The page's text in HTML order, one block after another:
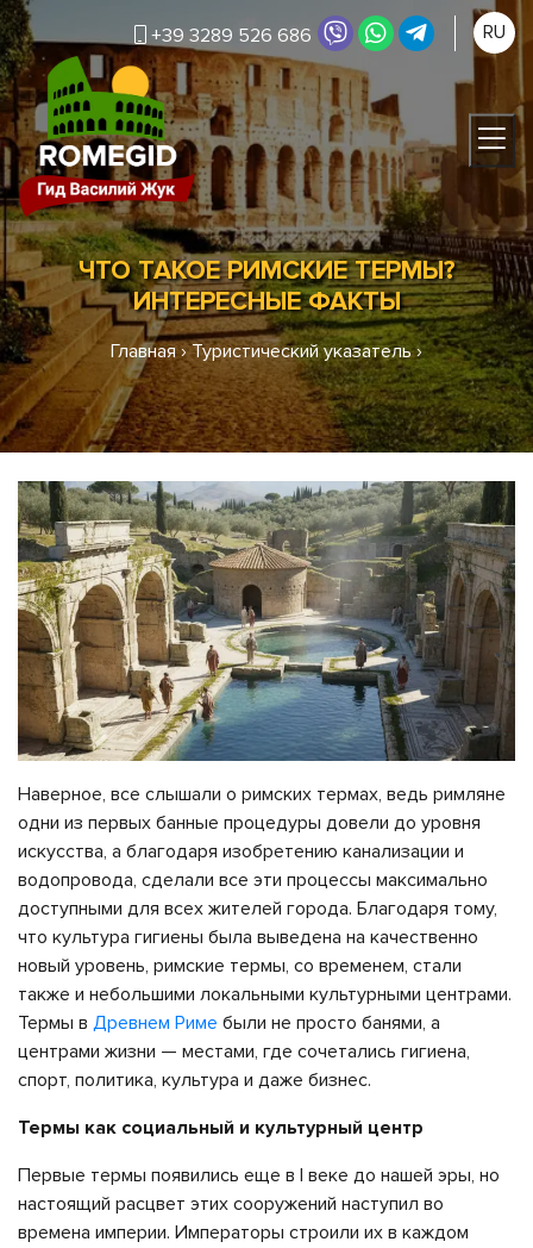
+39 3289 526 686 RU
ЧТО ТАКОЕ РИМСКИЕ ТЕРМЫ?
ИНТЕРЕСНЫЕ ФАКТЫ
Главная›Туристический указатель›
Наверное, все слышали о римских термах, ведь римляне
одни из первых банные процедуры довели до уровня
искусства, а благодаря изобретению канализации и
водопровода, сделали все эти процессы максимально
доступными для всех жителей города. Благодаря тому,
что культура гигиены была выведена на качественно
новый уровень, римские термы, со временем, стали
также и небольшими локальными культурными центрами.
Термы в Древнем Риме были не просто банями, а
центрами жизни — местами, где сочетались гигиена,
спорт, политика, культура и даже бизнес.
Термы как социальный и культурный центр
Первые термы появились еще в І веке до нашей эры, но
настоящий расцвет этих сооружений наступил во
времена империи. Императоры строили их в каждом